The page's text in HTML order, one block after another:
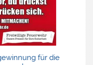
für die